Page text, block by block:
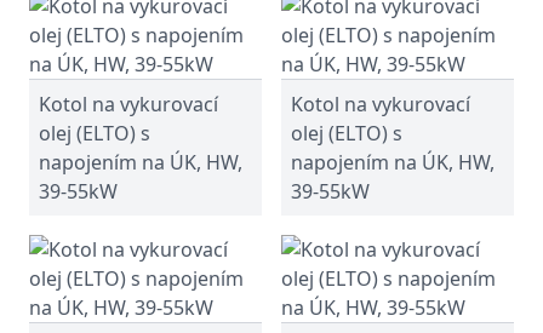
Kotol na vykurovací
olej (ELTO) s
napojením na ÚK, HW,
39-55kW
Kotol na vykurovací
olej (ELTO) s
napojením na ÚK, HW,
39-55kW